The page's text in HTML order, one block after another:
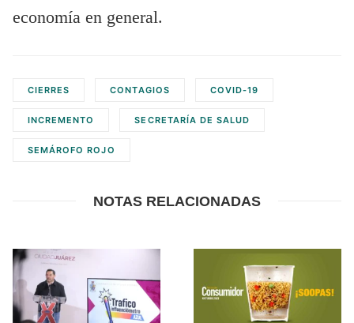
economía en general.
CIERRES CONTAGIOS COVID-19
INCREMENTO SECRETARÍA DE SALUD
SEMÁROFO ROJO
NOTAS RELACIONADAS